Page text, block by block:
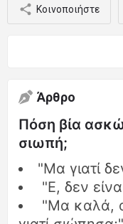
Κοινοποιήστε
Άρθρο
Πόση βία
σιωπή;
"Μα γιατί
"Ε, δεν
"Μα καλά,